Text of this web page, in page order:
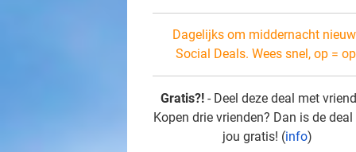
Dagelijks om middernacht
Social Deals. Wees snel, op =
Gratis?! - Deel deze deal met
Kopen drie vrienden? Dan is de
jou gratis! (info)